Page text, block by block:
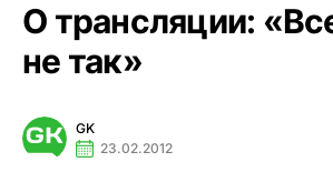
О трансляции:
не так»
GK
23.02.2012